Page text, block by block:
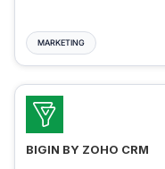
MARKETING
BIGIN BY ZOHO CRM